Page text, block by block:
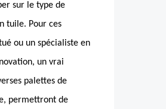
sur le type de
tuile. Pour ces
ou un spécialiste en
un vrai
palettes de
permettront de